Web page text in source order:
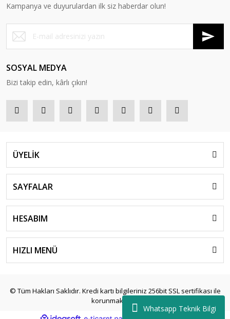
Whatsapp Teknik Bilgi
Kampanya ve duyurulardan ilk siz haberdar olun!
SOSYAL MEDYA
Bizi takip edin, kârlı çıkın!
ÜYELİK
SAYFALAR
HESABIM
HIZLI MENÜ
© Tüm Hakları Saklıdır. Kredi kartı bilgileriniz 256bit SSL sertifikası ile
korunmaktadır.